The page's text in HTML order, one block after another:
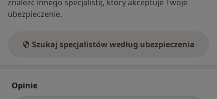
znaleźć innego specjalistę, który akceptuje Twoje
ubezpieczenie.
Szukaj specjalistów według ubezpieczenia
Opinie